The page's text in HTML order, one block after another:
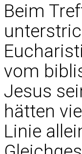
Beim
vom
Jesus
hätten
Linie